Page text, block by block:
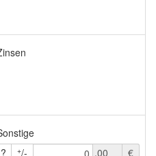
? +/- ,00
€